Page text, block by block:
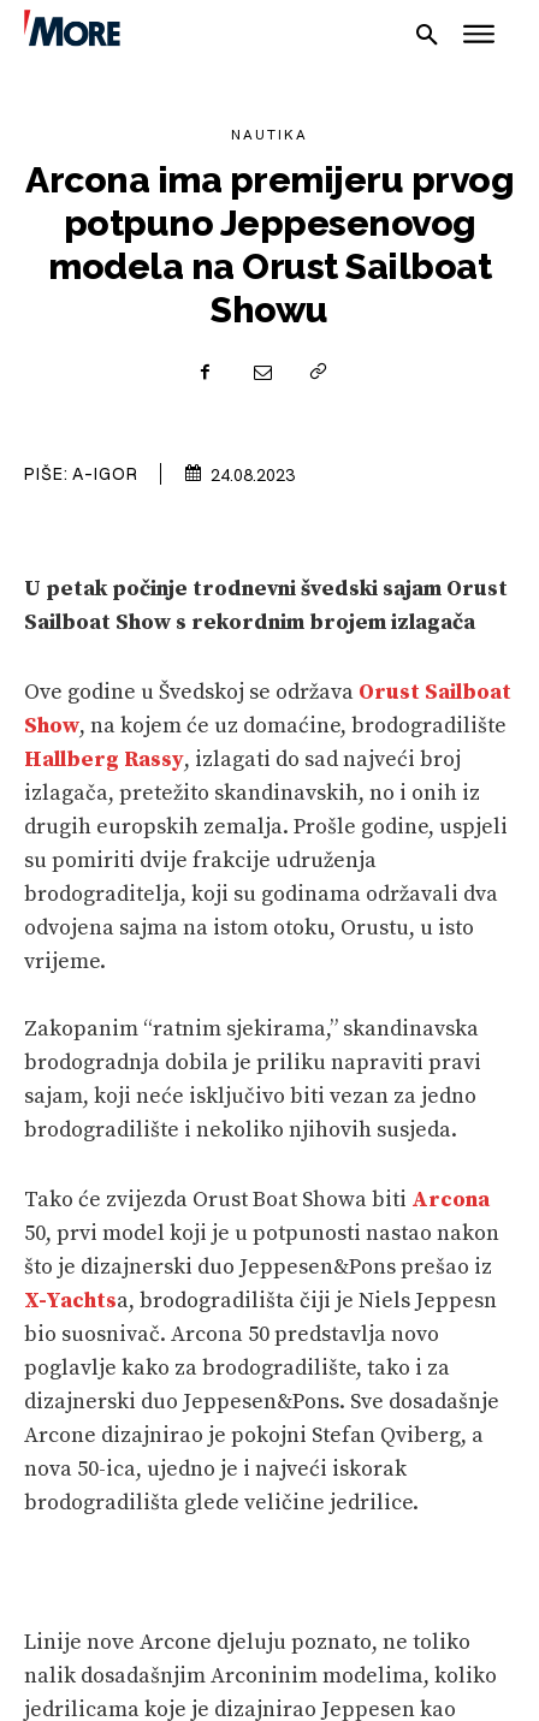
PLOVIDBA
VELIKE PRIČE
PRETPLATA
SHOP
NAUTIKA
Arcona ima premijeru prvog
potpuno Jeppesenovog
modela na Orust Sailboat
Showu
PIŠE: A-IGOR 24.08.2023
U petak počinje trodnevni švedski sajam Orust
Sailboat Show s rekordnim brojem izlagača
Ove godine u Švedskoj se održava Orust Sailboat
Show, na kojem će uz domaćine, brodogradilište
Hallberg Rassy, izlagati do sad najveći broj
izlagača, pretežito skandinavskih, no i onih iz
drugih europskih zemalja. Prošle godine, uspjeli
su pomiriti dvije frakcije udruženja
brodograditelja, koji su godinama održavali dva
odvojena sajma na istom otoku, Orustu, u isto
vrijeme.
Zakopanim “ratnim sjekirama,” skandinavska
brodogradnja dobila je priliku napraviti pravi
sajam, koji neće isključivo biti vezan za jedno
brodogradilište i nekoliko njihovih susjeda.
Tako će zvijezda Orust Boat Showa biti Arcona
50, prvi model koji je u potpunosti nastao nakon
što je dizajnerski duo Jeppesen&Pons prešao iz
X-Yachtsa, brodogradilišta čiji je Niels Jeppesn
bio suosnivač. Arcona 50 predstavlja novo
poglavlje kako za brodogradilište, tako i za
dizajnerski duo Jeppesen&Pons. Sve dosadašnje
Arcone dizajnirao je pokojni Stefan Qviberg, a
nova 50-ica, ujedno je i najveći iskorak
brodogradilišta glede veličine jedrilice.
Linije nove Arcone djeluju poznato, ne toliko
nalik dosadašnjim Arconinim modelima, koliko
jedrilicama koje je dizajnirao Jeppesen kao